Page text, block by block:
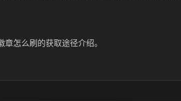
怎么刷的获取途径介绍。